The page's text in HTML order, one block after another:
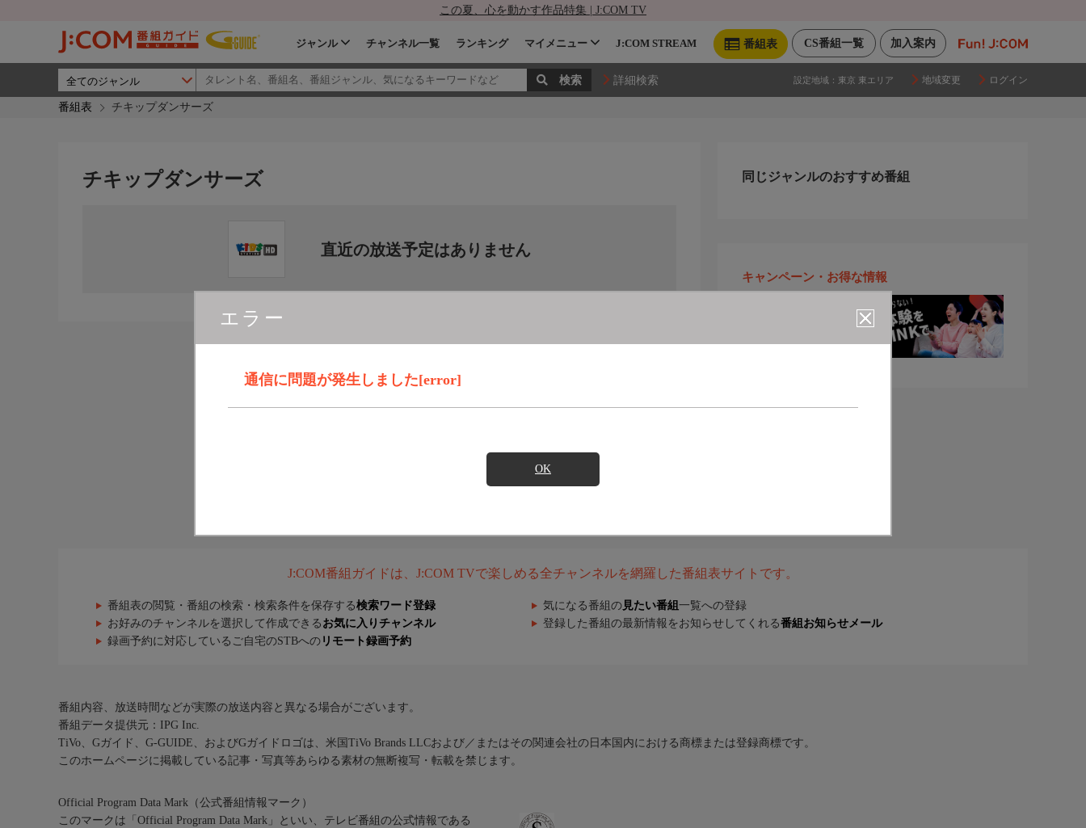
この夏、心を動かす作品特集 | J:COM TV
加入案内
CS番組一覧
番組表
ジャンル チャンネル一覧 ランキング マイメニュー J:COM STREAM
詳細検索 設定地域： 東京 東エリア 地域変更 ログイン
番組表 チキップダンサーズ
エラー
通信に問題が発生しました[error]
OK
チキップダンサーズ
直近の放送予定はありません
同じジャンルのおすすめ番組
キャンペーン・お得な情報
J:COM番組ガイドは、J:COM TVで楽しめる全チャンネルを網羅した番組表サイトです。
番組表の閲覧・番組の検索・検索条件を保存する検索ワード登録 気になる番組の 見たい番組 一覧への登録
お好みのチャンネルを選択して作成できる お気に入りチャンネル 登録した番組の最新情報をお知らせしてくれる番組お知らせメール
録画予約に対応しているご自宅のSTBへの リモート録画予約
番組内容、放送時間などが実際の放送内容と異なる場合がございます。
番組データ提供元：IPG Inc.
TiVo、Gガイド、G-GUIDE、およびGガイドロゴは、米国TiVo Brands LLCおよび／またはその関連会社の日本国内における商標または登録商標です。
このホームページに掲載している記事・写真等あらゆる素材の無断複写・転載を禁じます。
Official Program Data Mark（公式番組情報マーク）
このマークは「Official Program Data Mark」といい、テレビ番組の公式情報である